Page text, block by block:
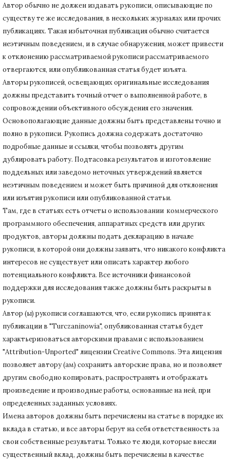
Автор обычно не должен издавать рукописи, описывающие по
существу те же исследования, в нескольких журналах или прочих
публикациях. Такая избыточная публикация обычно считается
неэтичным поведением, и в случае обнаружения, может привести
к отклонению рассматриваемой рукописи рассматриваемого
отвергаются, или опубликованная статья будет изъята.
Авторы рукописей, освещающих оригинальные исследования
должны представить точный отчет о выполненной работе, в
сопровождении объективного обсуждения его значения.
Основополагающие данные должны быть представлены точно и
полно в рукописи. Рукопись должна содержать достаточно
подробные данные и ссылки, чтобы позволять другим
дублировать работу. Подтасовка результатов и изготовление
поддельных или заведомо неточных утверждений является
неэтичным поведением и может быть причиной для отклонения
или изъятия рукописи или опубликованной статьи.
Там, где в статьях есть отчеты о использовании коммерческого
программного обеспечения, аппаратных средств или других
продуктов, авторы должны подать декларацию в начале
рукописи, в которой они должны заявить, что никакого конфликта
интересов не существует или описать характер любого
потенциального конфликта. Все источники финансовой
поддержки для исследования также должны быть раскрыты в
рукописи.
Автор (ы) рукописи соглашаются, что, если рукопись принята к
публикации в "Turczaninowia", опубликованная статья будет
характьеризоваться авторскими правами с использованием
"Attribution-Unported" лицензии Creative Commons. Эта лицензия
позволяет автору (ам) сохранить авторские права, но и позволяет
другим свободно копировать, распространять и отображать
произведение и производные работы, основанные на ней, при
определенных заданных условиях.
Имена авторов должны быть перечислены на статье в порядке их
вклада в статью, и все авторы берут на себя ответственность за
свои собственные результаты. Только те люди, которые внесли
существенный вклад, должны быть перечислены в качестве